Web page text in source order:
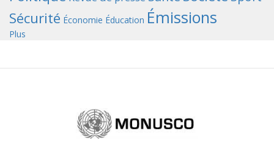
Sécurité Économie Éducation Émissions
Plus